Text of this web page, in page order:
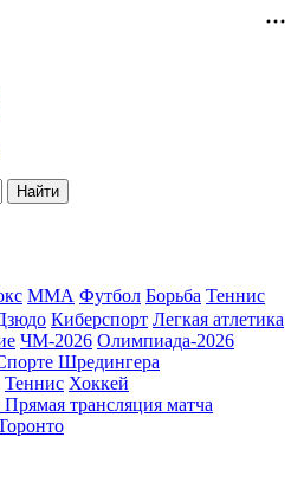
Найти
ММА Футбол Борьба Теннис
Киберспорт Легкая атлетика
ЧМ-2026 Олимпиада-2026
Шредингера
Теннис Хоккей
трансляция матча